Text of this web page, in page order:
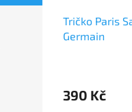
Tričko Paris
Germain
produktu
je
390 Kč